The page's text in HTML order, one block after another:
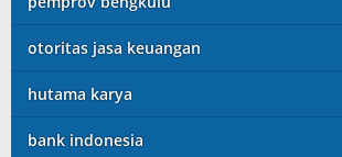
otoritas jasa keuangan
hutama karya
bank indonesia